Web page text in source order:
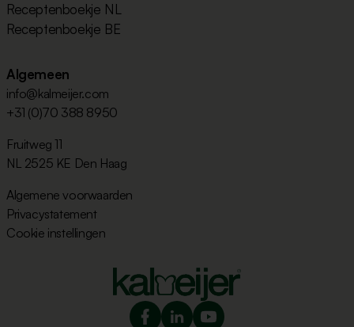
Receptenboekje NL
Receptenboekje BE
Algemeen
info@kalmeijer.com
+31 (0)70 388 8950
Fruitweg 11
NL 2525 KE Den Haag
Algemene voorwaarden
Privacystatement
Cookie instellingen